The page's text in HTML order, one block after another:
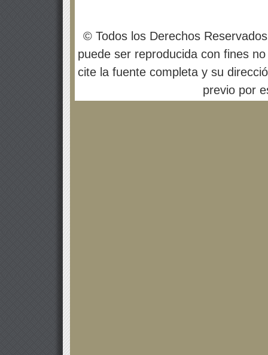
© Todos los Derechos
puede ser reproducida con fines
cite la fuente completa y su
previo por